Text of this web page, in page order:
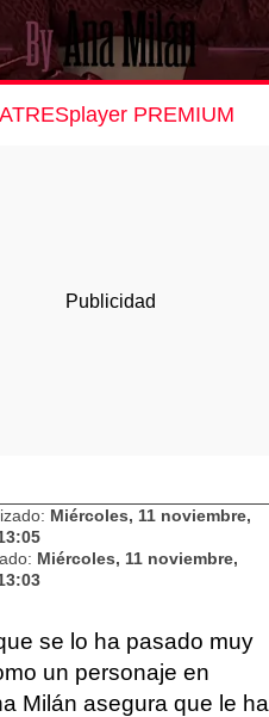
PREMIUM
Miércoles, 11 noviembre,
Miércoles, 11 noviembre,
se lo ha pasado muy
un personaje en
Milán asegura que le ha